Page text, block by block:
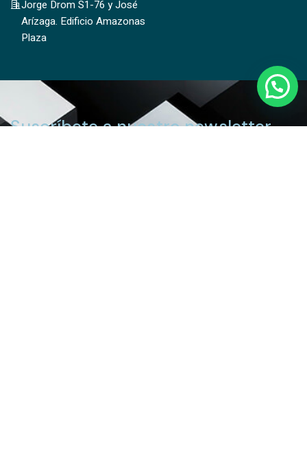
Jorge Drom S1-76 y José
Arízaga. Edificio Amazonas
Plaza
Suscríbete a nuestro newsletter